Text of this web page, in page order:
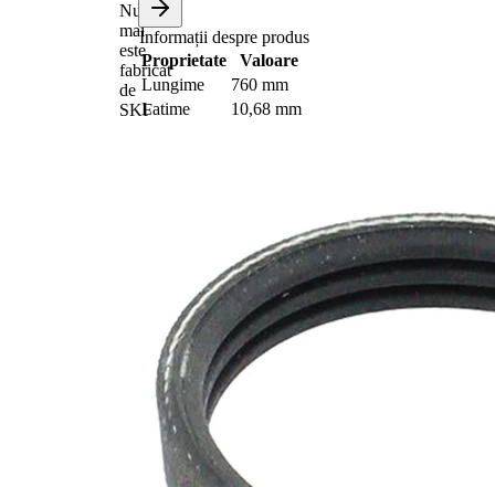
Nu
mai
este
fabricat
de
SKF
Informații despre produs
Proprietate
Valoare
Lungime
760 mm
Latime
10,68 mm
substante
SVHC
Material
curea
EPDM
(etilen
propilen
dienă
cauciuc)